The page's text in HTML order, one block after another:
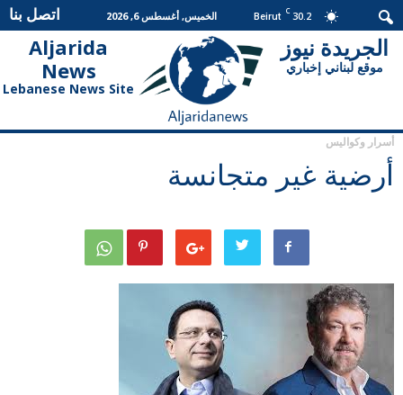
30.2
C
Beirut الخميس, أغسطس 6, 2026 اتصل بنا
Aljarida
News
Lebanese News Site
الجريدة
نيوز
الجريدة نيوز
موقع لبناني إخباري
أسرار وكواليس
أرضية غير متجانسة